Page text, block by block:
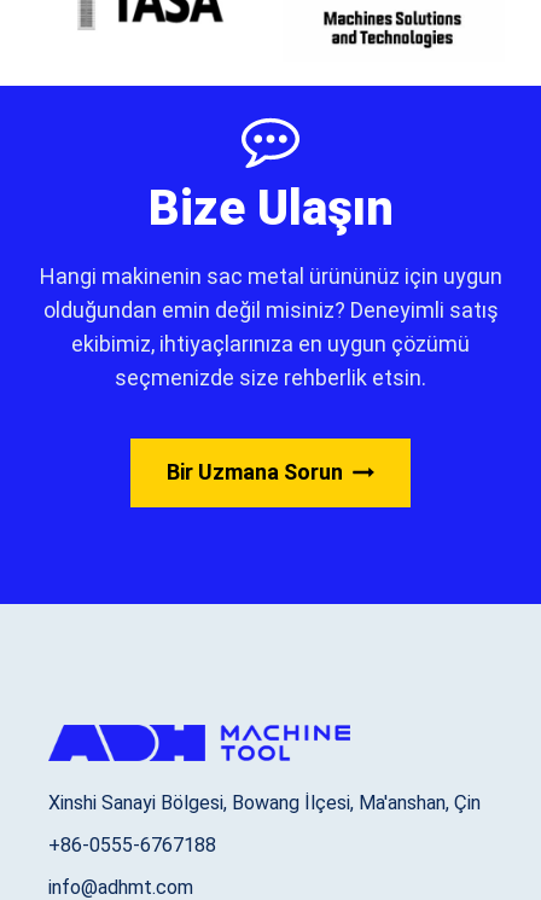
Bize Ulaşın
Hangi makinenin sac metal ürününüz için uygun
olduğundan emin değil misiniz? Deneyimli satış
ekibimiz, ihtiyaçlarınıza en uygun çözümü
seçmenizde size rehberlik etsin.
Bir Uzmana Sorun
Xinshi Sanayi Bölgesi, Bowang İlçesi, Ma'anshan, Çin
+86-0555-6767188
info@adhmt.com